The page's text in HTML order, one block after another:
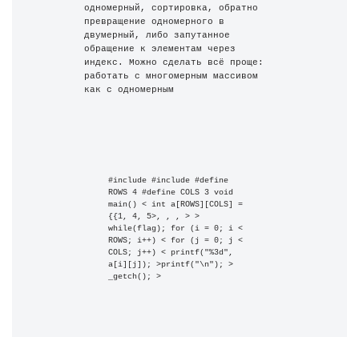
одномерный, сортировка, обратно
превращение одномерного в
двумерный, либо запутанное
обращение к элементам через
индекс. Можно сделать всё проще:
работать с многомерным массивом
как с одномерным
#include #include #define
ROWS 4 #define COLS 3 void
main() < int a[ROWS][COLS] =
{{1, 4, 5>, , , > >
while(flag); for (i = 0; i <
ROWS; i++) < for (j = 0; j <
COLS; j++) < printf("%3d",
a[i][j]); >printf("\n"); >
_getch(); >